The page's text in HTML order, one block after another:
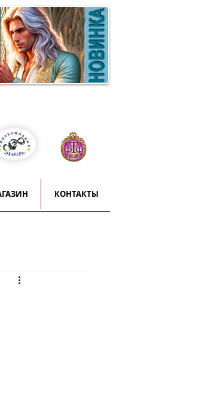
КОНТАКТЫ